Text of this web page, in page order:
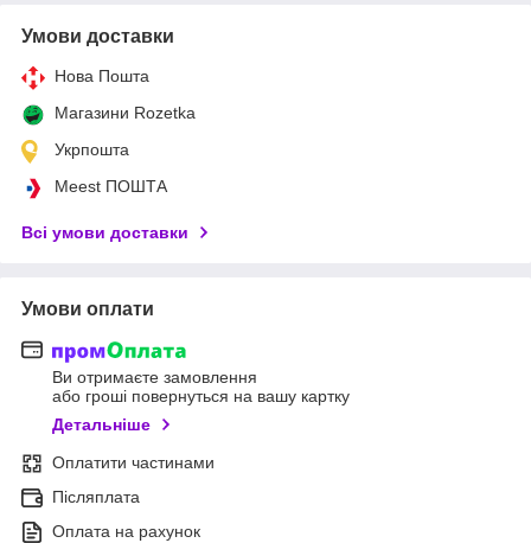
Умови доставки
Нова Пошта
Магазини Rozetka
Укрпошта
Meest ПОШТА
Всі умови доставки
Умови оплати
Ви отримаєте замовлення
або гроші повернуться на вашу картку
Детальніше
Оплатити частинами
Післяплата
Оплата на рахунок